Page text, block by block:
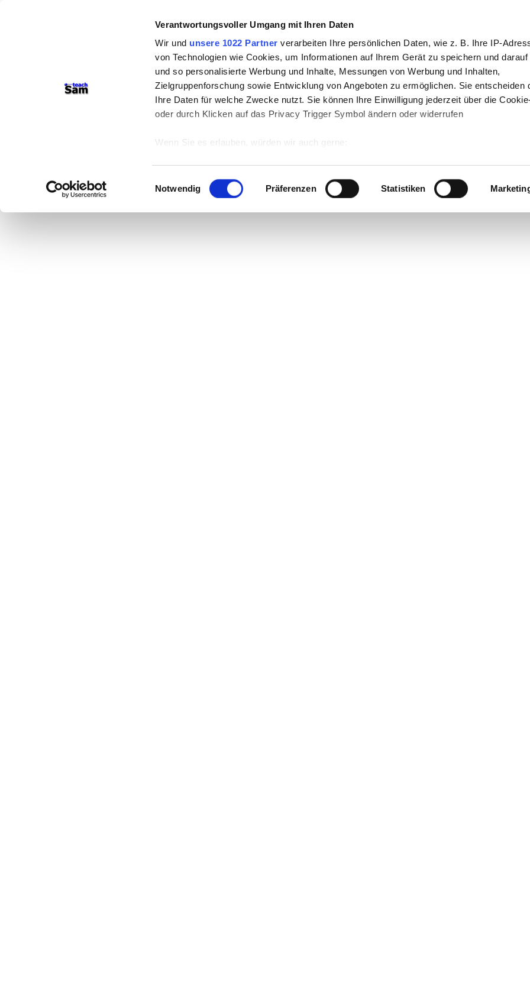
Verantwortungsvoller Umgang mit Ihren Daten
Wir und unsere 1022 Partner verarbeiten Ihre persönlichen Daten, wie z. B. Ihre IP-
von Technologien wie Cookies, um Informationen auf Ihrem Gerät zu speichern und
und so personalisierte Werbung und Inhalte, Messungen von Werbung und Inhalten,
Zielgruppenforschung sowie Entwicklung von Angeboten zu ermöglichen. Sie entscheiden
Ihre Daten für welche Zwecke nutzt. Sie können Ihre Einwilligung jederzeit über die
oder durch Klicken auf das Privacy Trigger Symbol ändern oder widerrufen
Wenn Sie es erlauben, würden wir auch gerne:
Ihr Gerät durch aktives Scannen nach bestimmten Merkmalen (Fingerprinting)
Erfahren Sie mehr darüber, wie Ihre persönlichen Daten verarbeitet werden, und legen Sie
Präferenzen imAbschnitt Einzelheitenfest.
Einwilligungsauswahl
Notwendig Präferenzen Statistiken